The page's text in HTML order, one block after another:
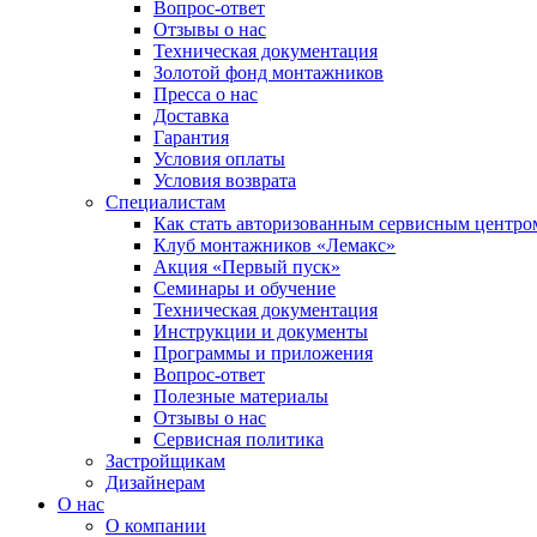
Вопрос-ответ
Отзывы о нас
Техническая документация
Золотой фонд монтажников
Пресса о нас
Доставка
Гарантия
Условия оплаты
Условия возврата
Специалистам
Как стать авторизованным сервисным
Клуб монтажников «Лемакс»
Акция «Первый пуск»
Семинары и обучение
Техническая документация
Инструкции и документы
Программы и приложения
Вопрос-ответ
Полезные материалы
Отзывы о нас
Сервисная политика
Застройщикам
Дизайнерам
О нас
О компании